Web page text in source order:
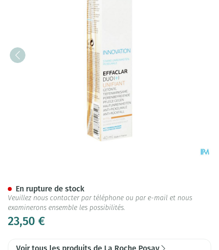
23,50 €
En rupture de stock
Veuillez nous contacter par téléphone ou par e-mail et nous
examinerons ensemble les possibilités.